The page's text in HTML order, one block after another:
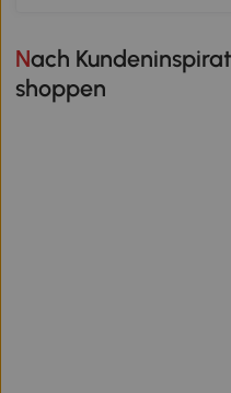
Nach Kundeninspiration
shoppen